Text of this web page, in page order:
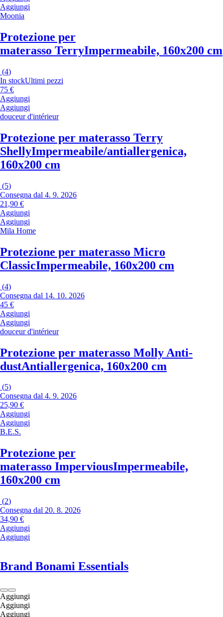
Aggiungi
Moonia
Protezione per
materasso TerryImpermeabile, 160x200 cm
(4)
In stockUltimi pezzi
75 €
Aggiungi
Aggiungi
douceur d'intérieur
Protezione per materasso Terry
ShellyImpermeabile/antiallergenica,
160x200 cm
(5)
Consegna dal 4. 9. 2026
21,90 €
Aggiungi
Aggiungi
Mila Home
Protezione per materasso Micro
ClassicImpermeabile, 160x200 cm
(4)
Consegna dal 14. 10. 2026
45 €
Aggiungi
Aggiungi
douceur d'intérieur
Protezione per materasso Molly Anti-
dustAntiallergenica, 160x200 cm
(5)
Consegna dal 4. 9. 2026
25,90 €
Aggiungi
Aggiungi
B.E.S.
Protezione per
materasso ImperviousImpermeabile,
160x200 cm
(2)
Consegna dal 20. 8. 2026
34,90 €
Aggiungi
Aggiungi
Brand Bonami Essentials
Aggiungi
Aggiungi
Aggiungi